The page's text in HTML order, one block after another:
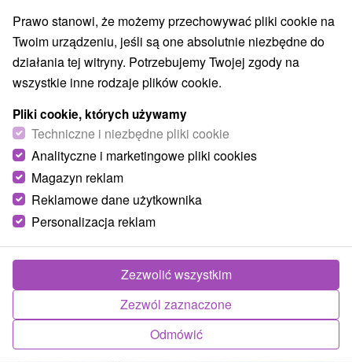
Ogrody zoologiczne i fermy zwierząt(4)
Ogrody botaniczne (1)
Jeziora, jeziora, zbiorniki wodne(6)
Atrakcje dla dzieci(47) Zabytki techniki
Wodospady(1) Aquaparki, baseny
Planetarium i obserwatorium(1)
Ośrodki i miasteczka dziecięce (2)
Wsie i miasta
Bratislava - Devín (2) Bratislava - Staré Mesto
Prawo stanowi, że możemy przechowywać pliki cookie na
Twoim urządzeniu, jeśli są one absolutnie niezbędne do
działania tej witryny. Potrzebujemy Twojej zgody na
wszystkie inne rodzaje plików cookie.
Pliki cookie, których używamy
Techniczne i niezbędne pliki cookie
Analityczne i marketingowe pliki cookies
Magazyn reklam
Reklamowe dane użytkownika
Personalizacja reklam
Odmówić
Zezwól zaznaczone
Zezwolić wszystkim